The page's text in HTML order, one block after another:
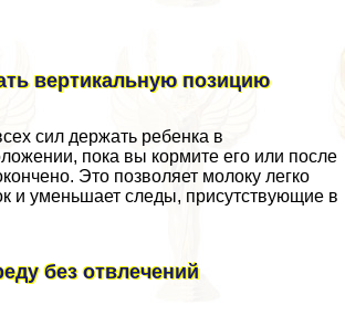
вертикальную позицию
сил держать ребенка в
пока вы кормите его или после
Это позволяет молоку легко
и уменьшает следы, присутствующие в
без отвлечений